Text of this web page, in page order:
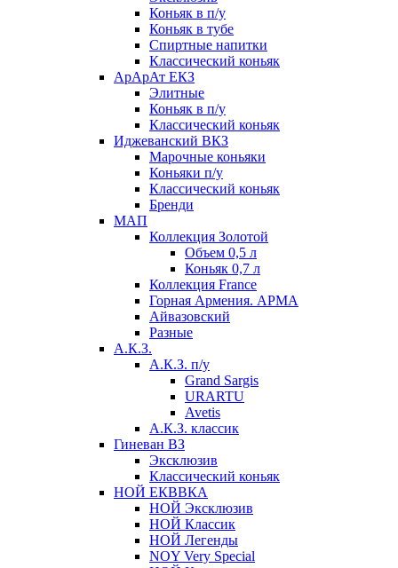
Коньяк в п/у
Коньяк в тубе
Спиртные напитки
Классический коньяк
АрАрАт ЕКЗ
Элитные
Коньяк в п/у
Классический коньяк
Иджеванский ВКЗ
Марочные коньяки
Коньяки п/у
Классический коньяк
Бренди
МАП
Коллекция Золотой
Объем 0,5 л
Коньяк 0,7 л
Коллекция France
Горная Армения. АРМА
Айвазовский
Разные
А.К.З.
А.К.З. п/у
Grand Sargis
URARTU
Avetis
А.К.З. классик
Гиневан ВЗ
Эксклюзив
Классический коньяк
НОЙ ЕКВВКА
НОЙ Эксклюзив
НОЙ Классик
НОЙ Легенды
NOY Very Speсial